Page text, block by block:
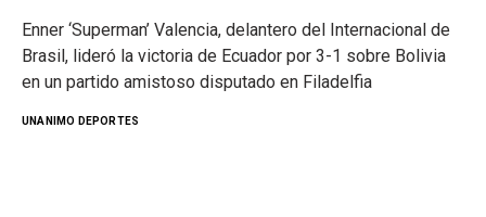
Enner ‘Superman’ Valencia, delantero del Internacional de
Brasil, lideró la victoria de Ecuador por 3-1 sobre Bolivia
en un partido amistoso disputado en Filadelfia
UNANIMO DEPORTES